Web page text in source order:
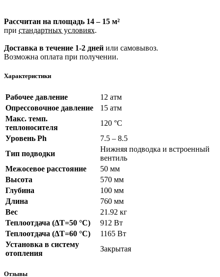
Рассчитан на площадь 14 – 15 м²
при стандартных условиях.
Доставка в течение 1-2 дней или самовывоз.
Возможна оплата при получении.
Характеристики
Рабочее давление
12 атм
Опрессовочное давление
15 атм
Макс. темп.
теплоносителя
120 °C
Уровень Ph
7.5 – 8.5
Тип подводки
Нижняя подводка и встроенный
вентиль
Межосевое расстояние
50 мм
Высота
570 мм
Глубина
100 мм
Длина
760 мм
Вес
21.92 кг
Теплоотдача (ΔT=50 °C)
912 Вт
Теплоотдача (ΔT=60 °C)
1165 Вт
Установка в систему
отопления
Закрытая
Отзывы